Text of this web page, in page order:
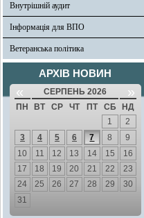
Внутрішній аудит
Інформація для ВПО
Ветеранська політика
АРХІВ НОВИН
« СЕРПЕНЬ 2026 »
ПН ВТ СР ЧТ ПТ СБ
НД
1
2
3
4 5 6 7 8
9
10
11 12 13 14 15
16
17
18 19 20 21 22
23
24
25 26 27 28 29
30
31